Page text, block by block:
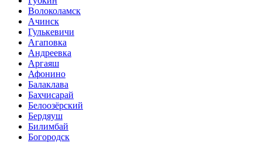
Волоколамск
Ачинск
Гулькевичи
Агаповка
Андреевка
Аргаяш
Афонино
Балаклава
Бахчисарай
Белоозёрский
Бердяуш
Билимбай
Богородск